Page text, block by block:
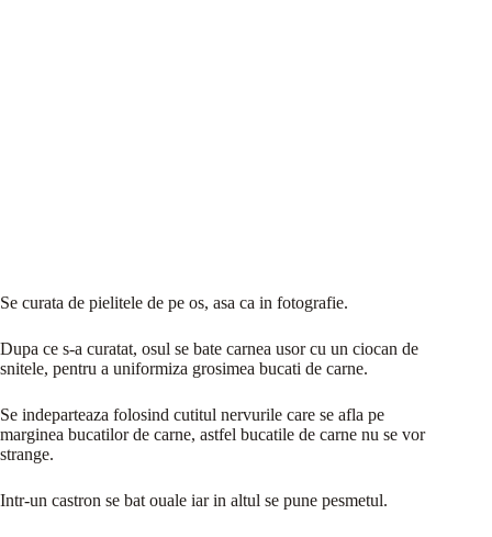
Se curata de pielitele de pe os, asa ca in fotografie.
Dupa ce s-a curatat, osul se bate carnea usor cu un ciocan de
snitele, pentru a uniformiza grosimea bucati de carne.
Se indeparteaza folosind cutitul nervurile care se afla pe
marginea bucatilor de carne, astfel bucatile de carne nu se vor
strange.
Intr-un castron se bat ouale iar in altul se pune pesmetul.